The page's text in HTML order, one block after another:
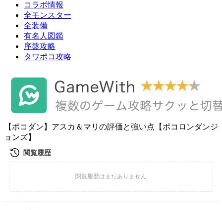
コラボ情報
全モンスター
全装備
有名人図鑑
序盤攻略
タワポコ攻略
【ポコダン】アスカ＆マリの評価と強い点【ポコロンダンジ
ョンズ】